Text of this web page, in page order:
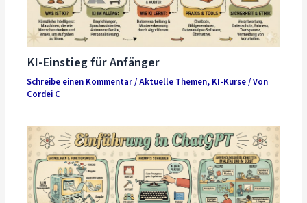
KI-Einstieg für Anfänger
Schreibe einen Kommentar/Aktuelle Themen, KI-Kurse/ Von
Cordei C